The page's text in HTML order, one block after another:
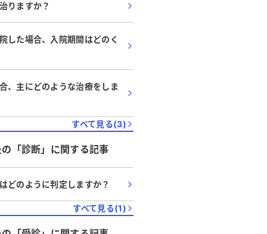
りますか？
した場合、入院期間はどのく
、主にどのような治療をしま
すべて見る(3)
の「診断」に関する記事
どのように判定しますか？
すべて見る(1)